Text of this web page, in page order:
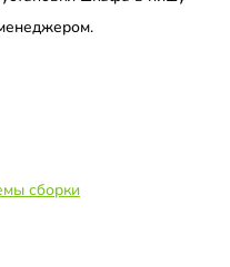
сборки